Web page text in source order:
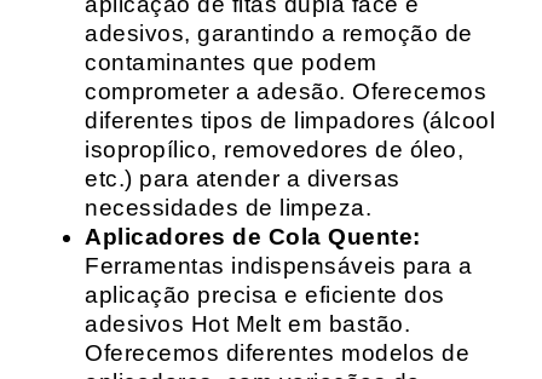
adesivos, garantindo a remoção de
contaminantes que podem
comprometer a adesão. Oferecemos
diferentes tipos de limpadores (álcool
isopropílico, removedores de óleo,
etc.) para atender a diversas
necessidades de limpeza.
Aplicadores de Cola Quente:
Ferramentas indispensáveis para a
aplicação precisa e eficiente dos
adesivos Hot Melt em bastão.
Oferecemos diferentes modelos de